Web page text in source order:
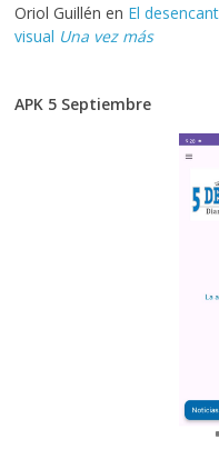
Oriol Guillén en El
visual Una vez más
APK 5 Septiembre